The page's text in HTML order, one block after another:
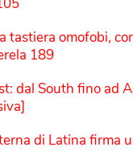
tastiera omofobi,
189
dal South fino ad
di Latina firma